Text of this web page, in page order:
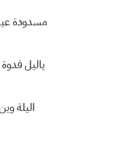
مسدودة
ياليل
اليلة